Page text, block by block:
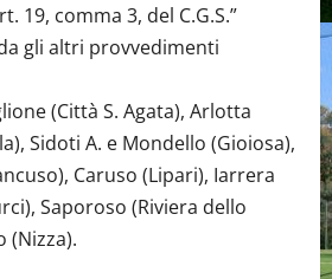
19, comma 3, del C.G.S.”
gli altri provvedimenti
(Città S. Agata), Arlotta
Sidoti A. e Mondello (Gioiosa),
Caruso (Lipari), Iarrera
Saporoso (Riviera dello
(Nizza).